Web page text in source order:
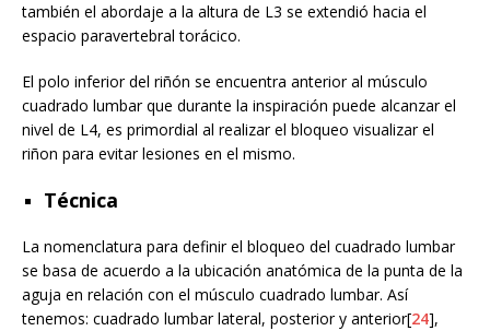
también el abordaje a la altura de L3 se extendió hacia el
espacio paravertebral torácico.
El polo inferior del riñón se encuentra anterior al músculo
cuadrado lumbar que durante la inspiración puede alcanzar el
nivel de L4, es primordial al realizar el bloqueo visualizar el
riñon para evitar lesiones en el mismo.
Técnica
La nomenclatura para definir el bloqueo del cuadrado lumbar
se basa de acuerdo a la ubicación anatómica de la punta de la
aguja en relación con el músculo cuadrado lumbar. Así
tenemos: cuadrado lumbar lateral, posterior y anterior[24],